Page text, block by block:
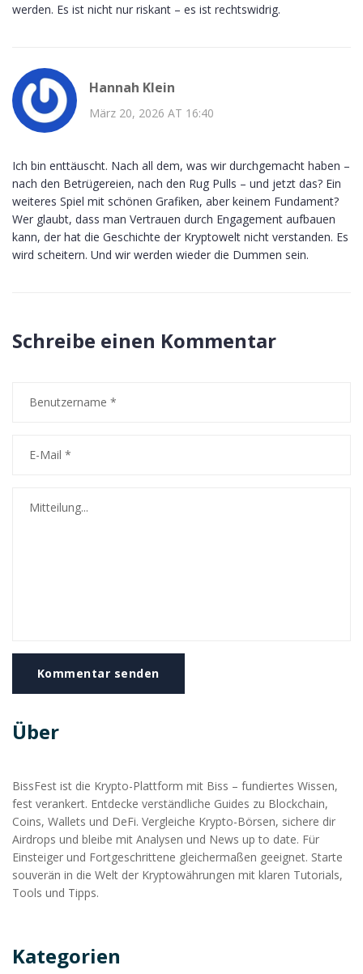
werden. Es ist nicht nur riskant – es ist rechtswidrig.
Hannah Klein
März 20, 2026 AT 16:40
Ich bin enttäuscht. Nach all dem, was wir durchgemacht haben –
nach den Betrügereien, nach den Rug Pulls – und jetzt das? Ein
weiteres Spiel mit schönen Grafiken, aber keinem Fundament?
Wer glaubt, dass man Vertrauen durch Engagement aufbauen
kann, der hat die Geschichte der Kryptowelt nicht verstanden. Es
wird scheitern. Und wir werden wieder die Dummen sein.
Schreibe einen Kommentar
Kommentar senden
Über
BissFest ist die Krypto-Plattform mit Biss – fundiertes Wissen,
fest verankert. Entdecke verständliche Guides zu Blockchain,
Coins, Wallets und DeFi. Vergleiche Krypto-Börsen, sichere dir
Airdrops und bleibe mit Analysen und News up to date. Für
Einsteiger und Fortgeschrittene gleichermaßen geeignet. Starte
souverän in die Welt der Kryptowährungen mit klaren Tutorials,
Tools und Tipps.
Kategorien